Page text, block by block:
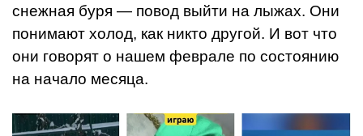
снежная буря — повод выйти на лыжах. Они
понимают холод, как никто другой. И вот что
они говорят о нашем феврале по состоянию
на начало месяца.